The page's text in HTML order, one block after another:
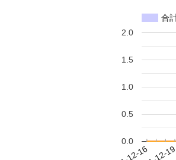
合
0.0
0.5
1.0
1.5
2.0